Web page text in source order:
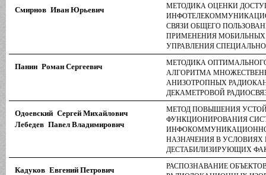
Смирнов Иван Юрьевич
МЕТОДИКА ОЦЕНКИ
СВЯЗИ ОБЩЕГО
ПРИМЕНЕНИЯ
УПРАВЛЕНИЯ
Панин Роман Сергеевич
МЕТОДИКА
АЛГОРИТМА
АНИЗОТРОПНЫХ
ДЕКАМЕТРОВОЙ
Одоевский Сергей Михайлович
Лебедев Павел Владимирович
МЕТОД ПОВЫШЕНИЯ
ФУНКЦИОНИРОВАНИЯ
НАЗНАЧЕНИЯ В УСЛОВИЯХ
ДЕСТАБИЛИЗИРУЮЩИХ
Кадуков Евгений Петрович
РАСПОЗНАВАНИЕ